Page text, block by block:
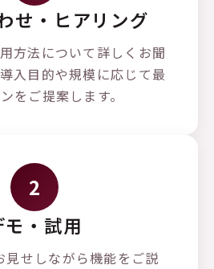
せ・ヒアリング
方法について詳しくお聞
入目的や規模に応じて最
をご提案します。
2
モ・試用
見せしながら機能をご説